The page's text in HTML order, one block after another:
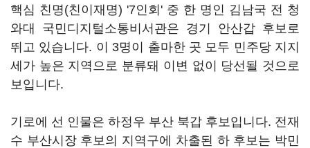
핵심 친명(친이재명) '7인회' 중 한 명인 김남국 전 청
와대 국민디지털소통비서관은 경기 안산갑 후보로
뛰고 있습니다. 이 3명이 출마한 곳 모두 민주당 지지
세가 높은 지역으로 분류돼 이변 없이 당선될 것으로
보입니다.
기로에 선 인물은 하정우 부산 북갑 후보입니다. 전재
수 부산시장 후보의 지역구에 차출된 하 후보는 박민